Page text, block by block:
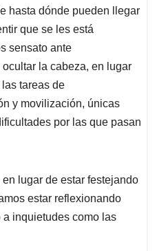
hasta dónde pueden llegar
que se les está
sensato ante
la cabeza, en lugar
tareas de
y movilización, únicas
por las que pasan
lugar de estar festejando
estar reflexionando
inquietudes como las